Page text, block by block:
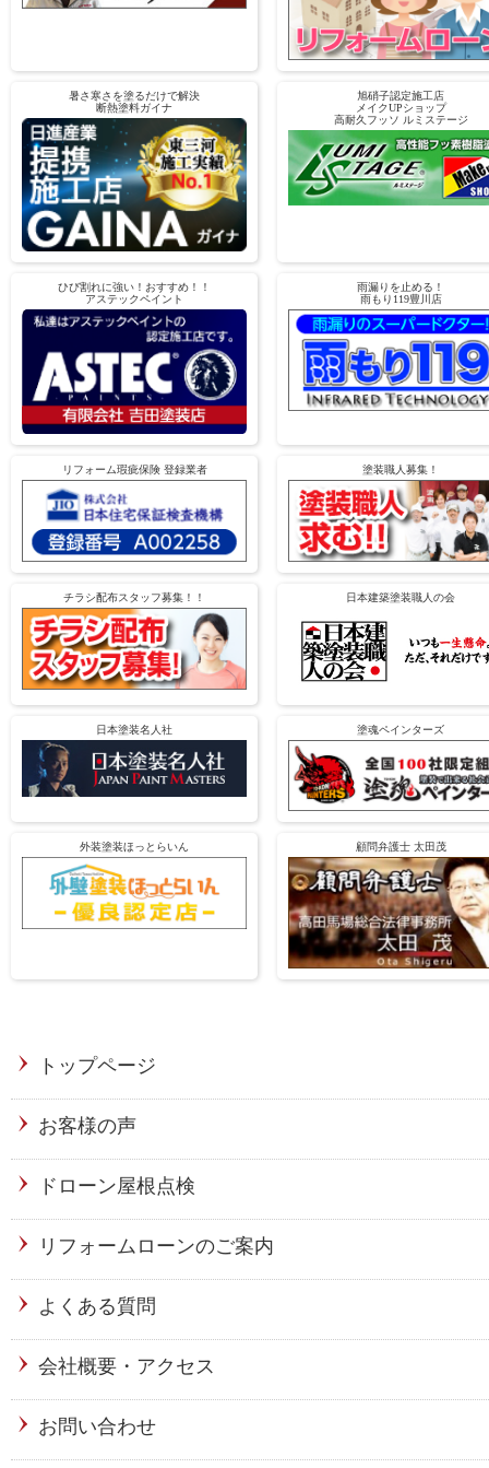
暑さ寒さを塗るだけで解決
断熱塗料ガイナ
旭硝子認定施工店
メイクUPショップ
高耐久フッソ ルミステージ
ひび割れに強い！おすすめ！！
アステックペイント
雨漏りを止める！
雨もり119豊川店
リフォーム瑕疵保険 登録業者 塗装職人募集！
チラシ配布スタッフ募集！！ 日本建築塗装職人の会
日本塗装名人社 塗魂ペインターズ
外装塗装ほっとらいん 顧問弁護士 太田茂
トップページ
お客様の声
ドローン屋根点検
リフォームローンのご案内
よくある質問
会社概要・アクセス
お問い合わせ